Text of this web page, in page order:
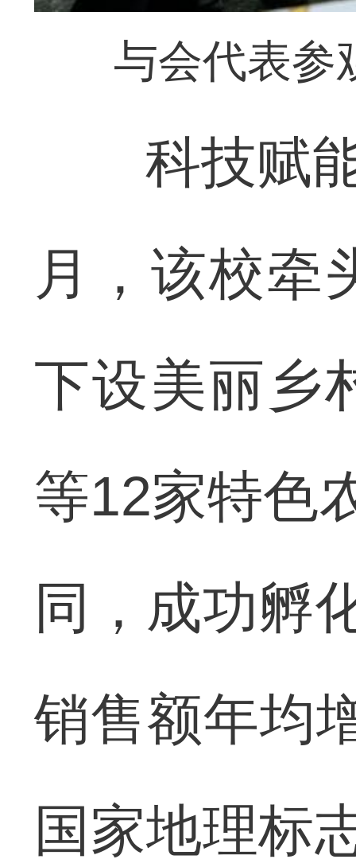
与会代表参
科技赋能
月，该校牵
下设美丽乡
等12家特色
同，成功孵
销售额年均
国家地理标